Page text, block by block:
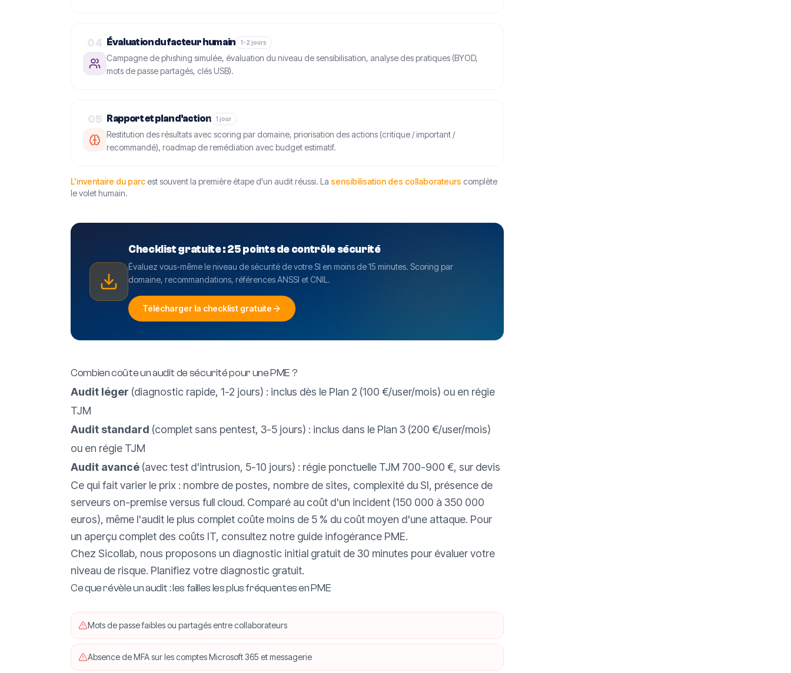
04 Évaluation du facteur humain 1-2 jours
Campagne de phishing simulée, évaluation du niveau de sensibilisation, analyse des pratiques (BYOD,
mots de passe partagés, clés USB).
05 Rapport et plan d'action 1 jour
Restitution des résultats avec scoring par domaine, priorisation des actions (critique / important /
recommandé), roadmap de remédiation avec budget estimatif.
L'inventaire du parc est souvent la première étape d'un audit réussi. La sensibilisation des collaborateurs complète
le volet humain.
Checklist gratuite : 25 points de contrôle sécurité
Évaluez vous-même le niveau de sécurité de votre SI en moins de 15 minutes. Scoring par
domaine, recommandations, références ANSSI et CNIL.
Télécharger la checklist gratuite
Combien coûte un audit de sécurité pour une PME ?
Audit léger (diagnostic rapide, 1-2 jours) : inclus dès le Plan 2 (100 €/user/mois) ou en régie
TJM
Audit standard (complet sans pentest, 3-5 jours) : inclus dans le Plan 3 (200 €/user/mois)
ou en régie TJM
Audit avancé (avec test d'intrusion, 5-10 jours) : régie ponctuelle TJM 700-900 €, sur devis
Ce qui fait varier le prix : nombre de postes, nombre de sites, complexité du SI, présence de
serveurs on-premise versus full cloud. Comparé au coût d'un incident (150 000 à 350 000
euros), même l'audit le plus complet coûte moins de 5 % du coût moyen d'une attaque. Pour
un aperçu complet des coûts IT, consultez notre guide infogérance PME.
Chez Sicollab, nous proposons un diagnostic initial gratuit de 30 minutes pour évaluer votre
niveau de risque. Planifiez votre diagnostic gratuit.
Ce que révèle un audit : les failles les plus fréquentes en PME
Mots de passe faibles ou partagés entre collaborateurs
Absence de MFA sur les comptes Microsoft 365 et messagerie